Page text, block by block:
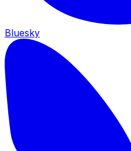
Bluesky